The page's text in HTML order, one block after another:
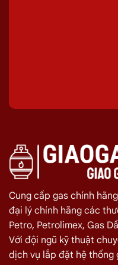
giúp
quý khách hiệu
Giá Giao Gas Tận
Bình Gas Petro VietNam
Bình Gas ELF 6,5kg Màu
Bình gas Pacific Petro
Bình gas Pacific Petro
gas dầu khí mầu xanh lá
Bình gas dầu khí 12kg
Cung cấp gas chính
đại lý chính hãng các
Petro, Petrolimex, Gas
Với đội ngũ kỹ thuật
dịch vụ lắp đặt hệ thống